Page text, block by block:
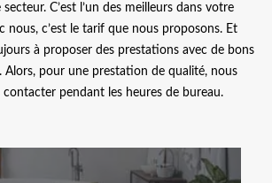
C’est l’un des meilleurs dans votre
nous, c’est le tarif que nous proposons. Et
à proposer des prestations avec de bons
Alors, pour une prestation de qualité, nous
pendant les heures de bureau.